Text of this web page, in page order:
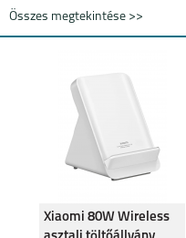
MI NOTE 10 LITE REDMI NOTE 8
Összes megtekintése >>
Xiaomi 80W Wireless